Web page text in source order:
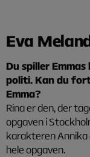
Eva
Du spiller
politi. Kan du
Emma?
Rina er den, der
opgaven i
karakteren Annika
hele opgaven.